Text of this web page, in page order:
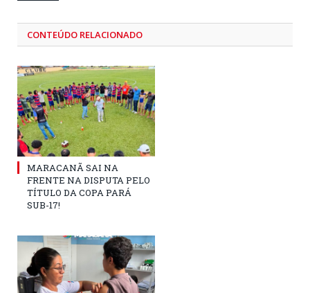
CONTEÚDO RELACIONADO
MARACANÃ SAI NA
FRENTE NA DISPUTA PELO
TÍTULO DA COPA PARÁ
SUB-17!